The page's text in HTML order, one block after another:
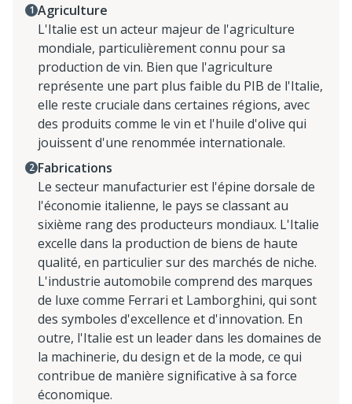
Agriculture
L'Italie est un acteur majeur de l'agriculture
mondiale, particulièrement connu pour sa
production de vin. Bien que l'agriculture
représente une part plus faible du PIB de l'Italie,
elle reste cruciale dans certaines régions, avec
des produits comme le vin et l'huile d'olive qui
jouissent d'une renommée internationale.
Fabrications
Le secteur manufacturier est l'épine dorsale de
l'économie italienne, le pays se classant au
sixième rang des producteurs mondiaux. L'Italie
excelle dans la production de biens de haute
qualité, en particulier sur des marchés de niche.
L'industrie automobile comprend des marques
de luxe comme Ferrari et Lamborghini, qui sont
des symboles d'excellence et d'innovation. En
outre, l'Italie est un leader dans les domaines de
la machinerie, du design et de la mode, ce qui
contribue de manière significative à sa force
économique.